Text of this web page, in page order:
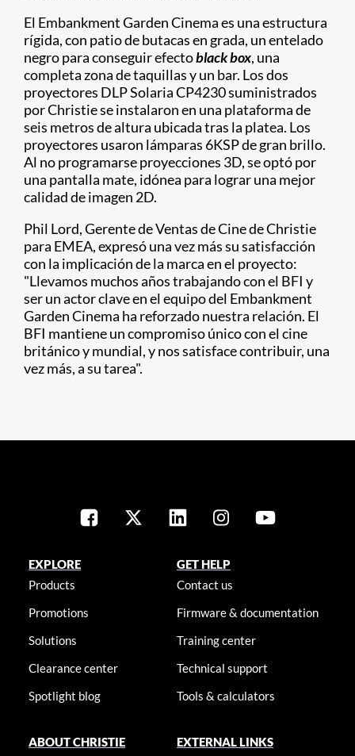
El Embankment Garden Cinema es una estructura
rígida, con patio de butacas en grada, un entelado
negro para conseguir efectoblack box, una
completa zona de taquillas y un bar. Los dos
proyectores DLP Solaria CP4230 suministrados
por Christie se instalaron en una plataforma de
seis metros de altura ubicada tras la platea. Los
proyectores usaron lámparas 6KSP de gran brillo.
Al no programarse proyecciones 3D, se optó por
una pantalla mate, idónea para lograr una mejor
calidad de imagen 2D.
Phil Lord, Gerente de Ventas de Cine de Christie
para EMEA, expresó una vez más su satisfacción
con la implicación de la marca en el proyecto:
"Llevamos muchos años trabajando con el BFI y
ser un actor clave en el equipo del Embankment
Garden Cinema ha reforzado nuestra relación. El
BFI mantiene un compromiso único con el cine
británico y mundial, y nos satisface contribuir, una
vez más, a su tarea".
EXPLORE
Products
Promotions
Solutions
Clearance center
Spotlight blog
GET HELP
Contact us
Firmware & documentation
Training center
Technical support
Tools & calculators
ABOUT CHRISTIE
EXTERNAL LINKS